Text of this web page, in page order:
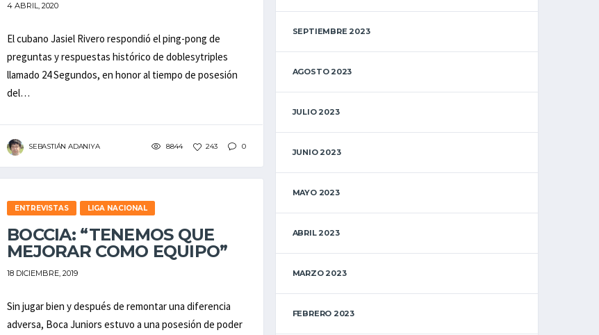
4 ABRIL, 2020
El cubano Jasiel Rivero respondió el ping-pong de
preguntas y respuestas histórico de doblesytriples
llamado 24 Segundos, en honor al tiempo de posesión
del…
SEBASTIÁN ADANIYA 8844 243 0
ENTREVISTAS LIGA NACIONAL
BOCCIA: “TENEMOS QUE
MEJORAR COMO EQUIPO”
18 DICIEMBRE, 2019
Sin jugar bien y después de remontar una diferencia
adversa, Boca Juniors estuvo a una posesión de poder
SEPTIEMBRE 2023
AGOSTO 2023
JULIO 2023
JUNIO 2023
MAYO 2023
ABRIL 2023
MARZO 2023
FEBRERO 2023